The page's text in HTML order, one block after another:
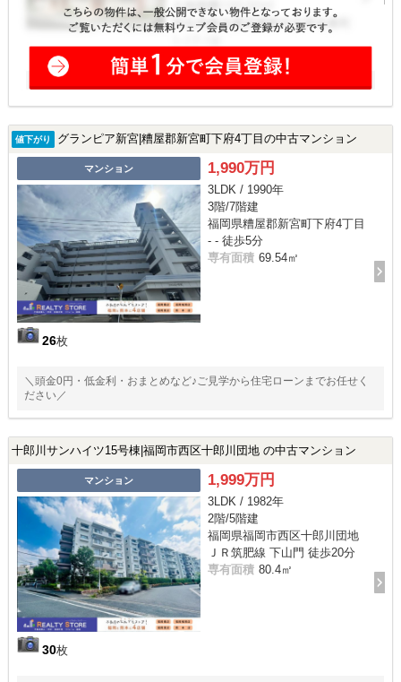
値下がり グランピア新宮|糟屋郡新宮町下府4丁目の中古マンション
マンション
26枚
1,990万円
3LDK / 1990年
3階/7階建
福岡県糟屋郡新宮町下府4丁目
- - 徒歩5分
専有面積 69.54㎡
＼頭金0円・低金利・おまとめなど♪ご見学から住宅ローンまでお任せく
ださい／
十郎川サンハイツ15号棟|福岡市西区十郎川団地 の中古マンション
マンション
30枚
1,999万円
3LDK / 1982年
2階/5階建
福岡県福岡市西区十郎川団地
ＪＲ筑肥線 下山門 徒歩20分
専有面積 80.4㎡